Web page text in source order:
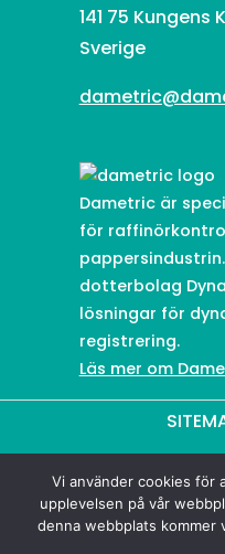
141 75 Kungens
Sverige
Dametric är
för
dotterbolag
lösningar för
registrering.
Läs mer om
© 2021-
Vi använder cookies för
upplevelsen på vår
denna webbplats kommer